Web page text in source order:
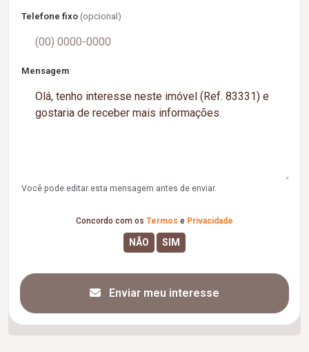
Telefone fixo (opcional)
Mensagem
Você pode editar esta mensagem antes de enviar.
Concordo com os Termos e Privacidade
Enviar meu interesse